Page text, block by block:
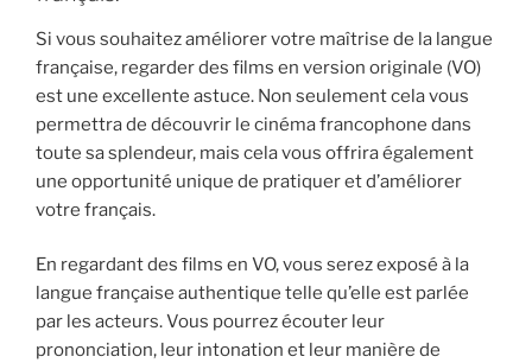
Si vous souhaitez améliorer votre maîtrise de la langue
française, regarder des films en version originale (VO)
est une excellente astuce. Non seulement cela vous
permettra de découvrir le cinéma francophone dans
toute sa splendeur, mais cela vous offrira également
une opportunité unique de pratiquer et d’améliorer
votre français.
En regardant des films en VO, vous serez exposé à la
langue française authentique telle qu’elle est parlée
par les acteurs. Vous pourrez écouter leur
prononciation, leur intonation et leur manière de